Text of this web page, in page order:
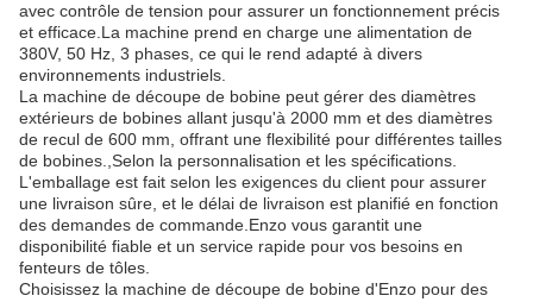
avec contrôle de tension pour assurer un fonctionnement précis
et efficace.La machine prend en charge une alimentation de
380V, 50 Hz, 3 phases, ce qui le rend adapté à divers
environnements industriels.
La machine de découpe de bobine peut gérer des diamètres
extérieurs de bobines allant jusqu'à 2000 mm et des diamètres
de recul de 600 mm, offrant une flexibilité pour différentes tailles
de bobines.,Selon la personnalisation et les spécifications.
L'emballage est fait selon les exigences du client pour assurer
une livraison sûre, et le délai de livraison est planifié en fonction
des demandes de commande.Enzo vous garantit une
disponibilité fiable et un service rapide pour vos besoins en
fenteurs de tôles.
Choisissez la machine de découpe de bobine d'Enzo pour des